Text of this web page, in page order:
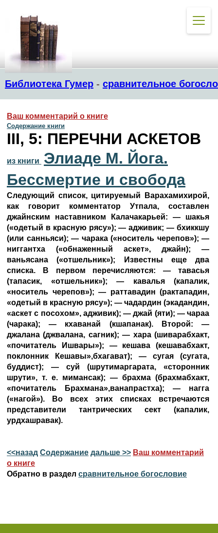
Библиотека Гумер - сравнительное
Ваш комментарий о книге
Содержание книги
III, 5: ПЕРЕЧНИ АСКЕТОВ
из книги
Элиаде М. Йога.
Бессмертие и свобода
Следующий список, цитируемый Варахамихирой,
как говорит комментатор Утпала, составлен
джайнским наставником Калачакарьей: — шакья
(«одетый в красную рясу»); — адживик; — бхиккшу
(или санньяси); — чарака («носитель черепов»); —
ниггантха («обнаженный аскет», джайн); —
ваньясана («отшельник»); Известны еще два
списка. В первом перечисляются: — тавасья
(тапасик, «отшельник»); — кавалья (капалик,
«носитель черепов»); — раттавадин (рактападин,
«одетый в красную рясу»); — чадардин (экадандин,
«аскет с посохом», адживик); — джай (яти); — чараа
(чарака); — кхаванай (кшапанак). Второй: —
джалана (джвалана, сагник); — хара (шиварабхакт,
«почитатель Ишвары»); — кешава (кешавабхакт,
поклонник Кешавы»,бхагават); — сугая (сугата,
буддист); — суй (шрутимаргарата, «сторонник
шрути», т. е. мимансак); — брахма (брахмабхакт,
«почитатель Брахмана»,ванапрастха); — нагга
(«нагой»). Во всех этих списках встречаются
представители тантрических сект (капалик,
урдхашравак).
<<назад Содержание дальше >> Ваш комментарий
о книге
Обратно в раздел сравнительное богословие